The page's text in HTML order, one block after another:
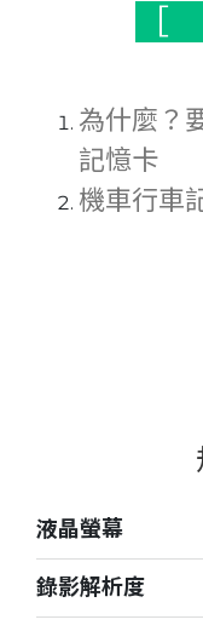
［
為什麼？
記憶卡
機車行車
液晶螢幕
錄影解析度